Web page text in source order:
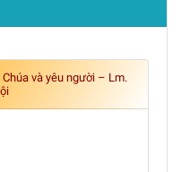
và yêu người – Lm.